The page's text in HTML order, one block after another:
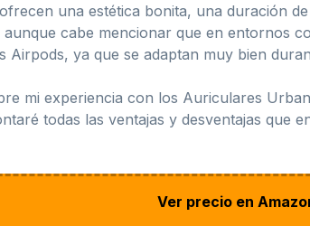
una estética bonita, una duración
cabe mencionar que en entornos
Airpods, ya que se adaptan muy bien
mi experiencia con los Auriculares
todas las ventajas y desventajas que
Ver precio en